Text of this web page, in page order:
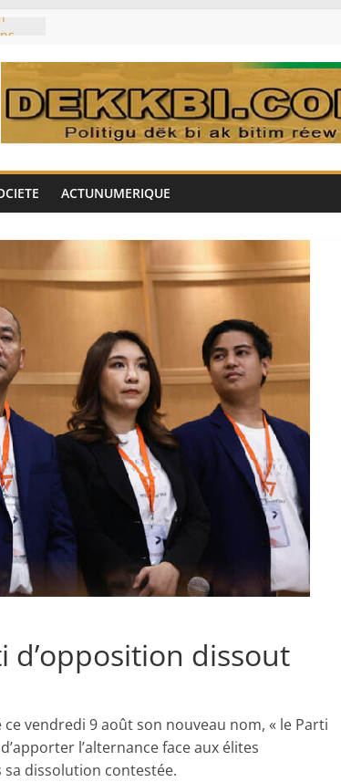
lundi
le
un
ACTUNUMERIQUE
dissout
vendredi 9 août son nouveau nom, « le Parti
l’alternance face aux élites
dissolution contestée.